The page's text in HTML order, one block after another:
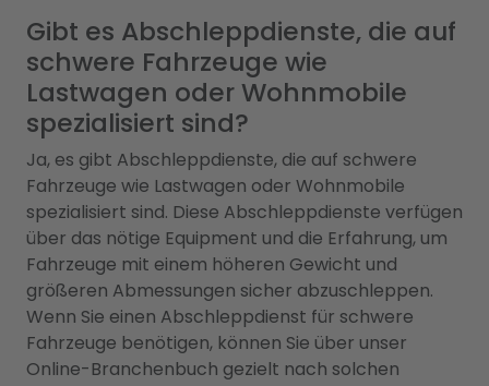
Gibt es Abschleppdienste, die auf
schwere Fahrzeuge wie
Lastwagen oder Wohnmobile
spezialisiert sind?
Ja, es gibt Abschleppdienste, die auf schwere
Fahrzeuge wie Lastwagen oder Wohnmobile
spezialisiert sind. Diese Abschleppdienste verfügen
über das nötige Equipment und die Erfahrung, um
Fahrzeuge mit einem höheren Gewicht und
größeren Abmessungen sicher abzuschleppen.
Wenn Sie einen Abschleppdienst für schwere
Fahrzeuge benötigen, können Sie über unser
Online-Branchenbuch gezielt nach solchen